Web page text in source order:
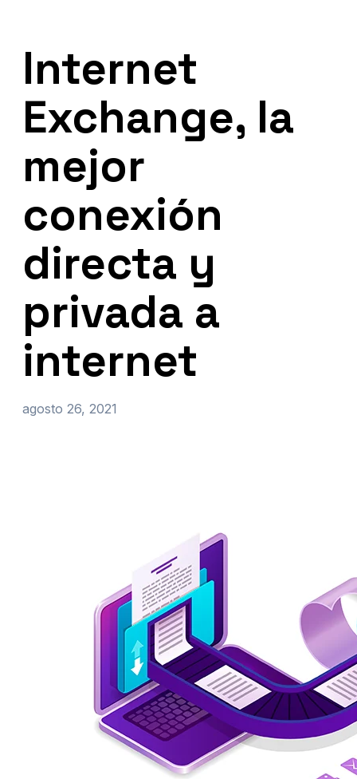
Internet
Exchange, la
mejor
conexión
directa y
privada a
internet
agosto 26, 2021